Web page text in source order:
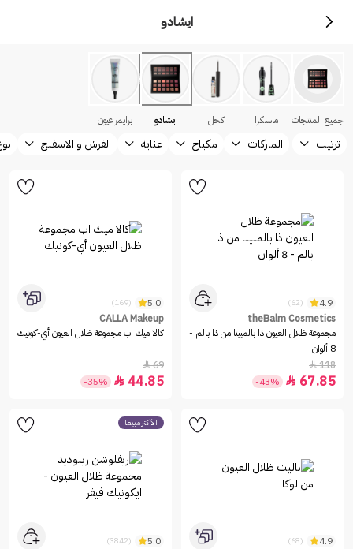
ايشادو
جميع المنتجات ماسكرا كحل ايشادو برايمر عيون
ترتيب الماركات مكياج عناية الفرش و الاسفنج
4.9
(62)
theBalm Cosmetics
مجموعة ظلال العيون ذا بالمبينا من ذا بالم -
8 ألوان
118

67.85

-43%
5.0
(169)
CALLA Makeup
كالا ميك اب مجموعة ظلال العيون أي-كونيك
69

44.85

-35%
4.9
(68)
الأكثر مبيعاً
5.0
(3842)